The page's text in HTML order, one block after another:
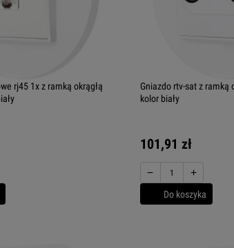
rj45 1x z ramką okrągłą
Gniazdo rtv-sat z ramką
kolor biały
101,91 zł
− +
Do koszyka